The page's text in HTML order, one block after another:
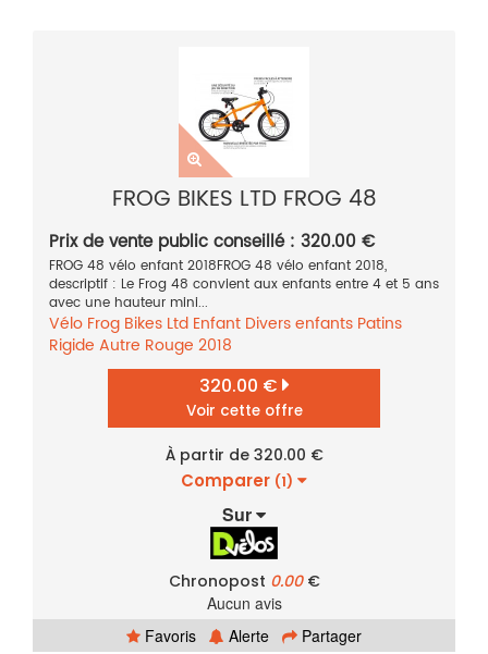
FROG BIKES LTD FROG 48
Prix de vente public conseillé : 320.00 €
FROG 48 vélo enfant 2018FROG 48 vélo enfant 2018,
descriptif : Le Frog 48 convient aux enfants entre 4 et 5 ans
avec une hauteur mini...
Vélo Frog Bikes Ltd Enfant Divers enfants Patins
Rigide Autre Rouge 2018
320.00 €
Voir cette offre
À partir de 320.00 €
Comparer (1)
Sur
Chronopost 0.00€
Aucun avis
Favoris
Alerte Partager